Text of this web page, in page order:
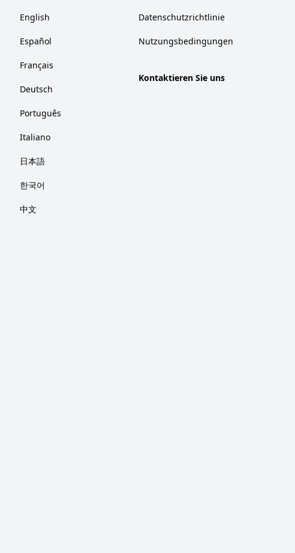
English
Español
Français
Deutsch
Português
Italiano
日本語
한국어
中文
Datenschutzrichtlinie
Nutzungsbedingungen
Kontaktieren Sie uns